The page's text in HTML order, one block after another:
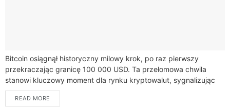
Bitcoin osiągnął historyczny milowy krok, po raz pierwszy
przekraczając granicę 100 000 USD. Ta przełomowa chwila
stanowi kluczowy moment dla rynku kryptowalut, sygnalizując
rosnące zainteresowanie inwestorów globalnym rynkiem
cyfrowych walut.Dynamiczny...
READ MORE